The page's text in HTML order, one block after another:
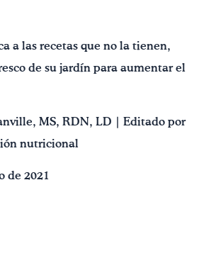
a las recetas que no la tienen,
de su jardín para aumentar el
MS, RDN, LD | Editado por
nutricional
de 2021